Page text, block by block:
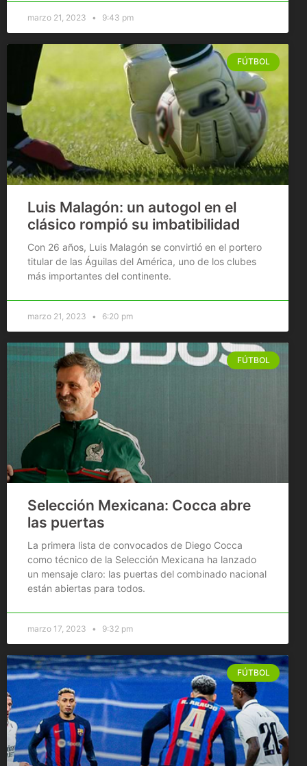
marzo 21, 2023 9:43 pm
FÚTBOL
Luis Malagón: un autogol en el
clásico rompió su imbatibilidad
Con 26 años, Luis Malagón se convirtió en el portero
titular de las Águilas del América, uno de los clubes
más importantes del continente.
marzo 21, 2023 6:20 pm
FÚTBOL
Selección Mexicana: Cocca abre
las puertas
La primera lista de convocados de Diego Cocca
como técnico de la Selección Mexicana ha lanzado
un mensaje claro: las puertas del combinado nacional
están abiertas para todos.
marzo 17, 2023 9:32 pm
FÚTBOL